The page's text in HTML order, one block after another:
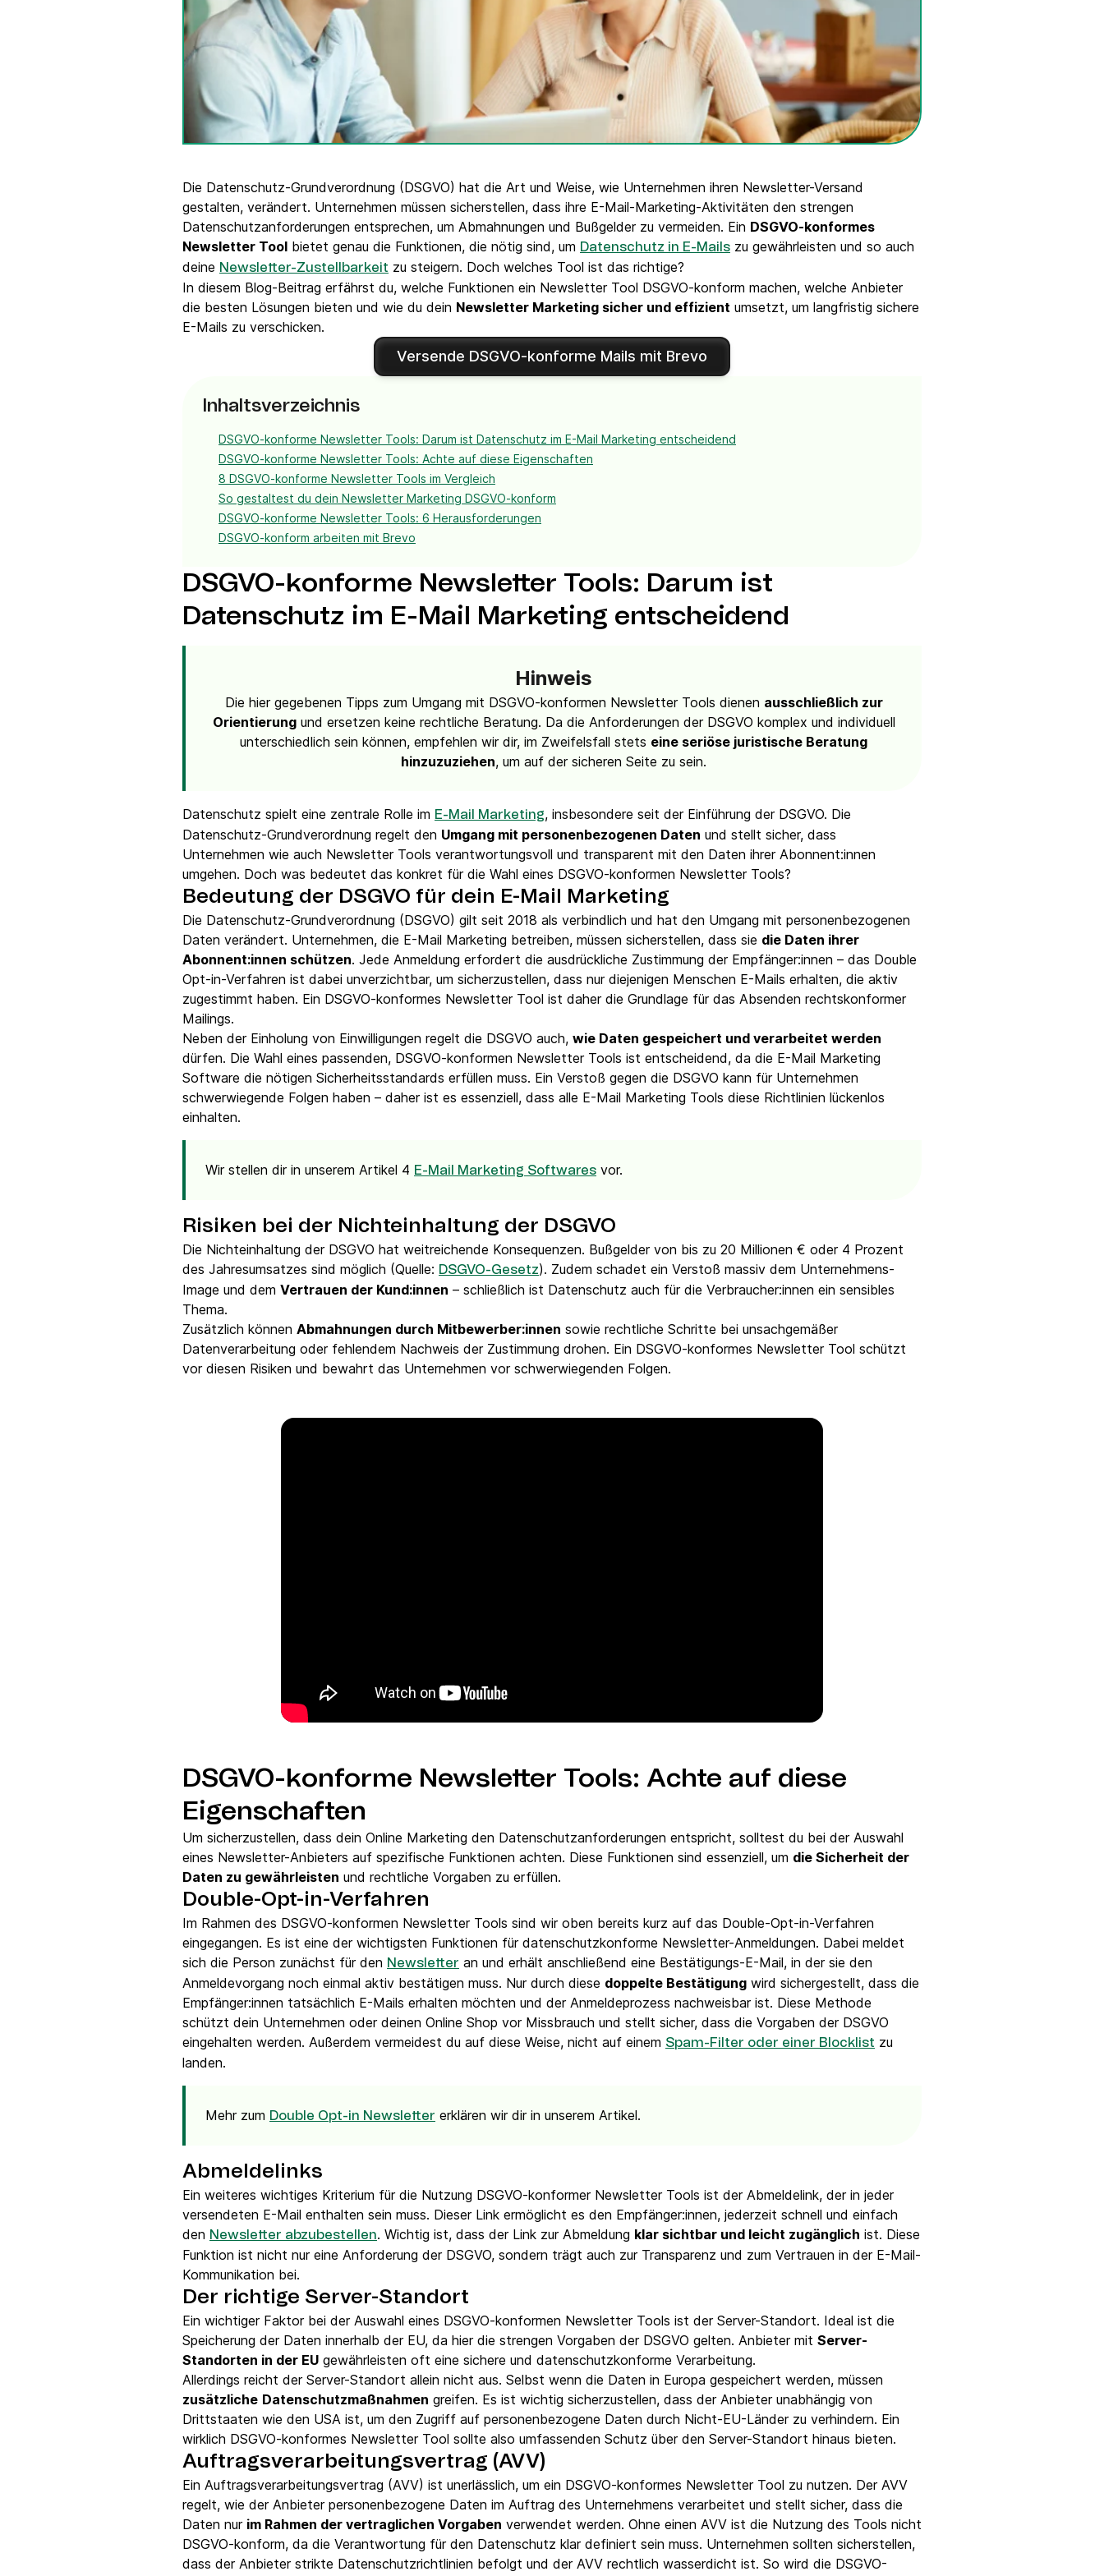
Integrationen
Verbinde Brevo mit 150+ digitalen Tools wie
Shopify, WordPress, Stripe, Zapier und mehr.
Die Datenschutz-Grundverordnung (DSGVO) hat die Art und Weise, wie Unternehmen ihren Newsletter-Versand
gestalten, verändert. Unternehmen müssen sicherstellen, dass ihre E-Mail-Marketing-Aktivitäten den strengen
Datenschutzanforderungen entsprechen, um Abmahnungen und Bußgelder zu vermeiden. Ein DSGVO-konformes
Newsletter Tool bietet genau die Funktionen, die nötig sind, um Datenschutz in E-Mails zu gewährleisten und so auch
deine Newsletter-Zustellbarkeit zu steigern. Doch welches Tool ist das richtige?
In diesem Blog-Beitrag erfährst du, welche Funktionen ein Newsletter Tool DSGVO-konform machen, welche Anbieter
die besten Lösungen bieten und wie du dein Newsletter Marketing sicher und effizient umsetzt, um langfristig sichere
E-Mails zu verschicken.
Versende DSGVO-konforme Mails mit Brevo
Inhaltsverzeichnis
DSGVO-konforme Newsletter Tools: Darum ist Datenschutz im E-Mail Marketing entscheidend
DSGVO-konforme Newsletter Tools: Achte auf diese Eigenschaften
8 DSGVO-konforme Newsletter Tools im Vergleich
So gestaltest du dein Newsletter Marketing DSGVO-konform
DSGVO-konforme Newsletter Tools: 6 Herausforderungen
DSGVO-konform arbeiten mit Brevo
DSGVO-konforme Newsletter Tools: Darum ist
Datenschutz im E-Mail Marketing entscheidend
Hinweis
Die hier gegebenen Tipps zum Umgang mit DSGVO-konformen Newsletter Tools dienen ausschließlich zur
Orientierungund ersetzen keine rechtliche Beratung. Da die Anforderungen der DSGVO komplex und individuell
unterschiedlich sein können, empfehlen wir dir, im Zweifelsfall stets eine seriöse juristische Beratung
hinzuzuziehen, um auf der sicheren Seite zu sein.
Datenschutz spielt eine zentrale Rolle im E-Mail Marketing, insbesondere seit der Einführung der DSGVO. Die
Datenschutz-Grundverordnung regelt den Umgang mit personenbezogenen Daten und stellt sicher, dass
Unternehmen wie auch Newsletter Tools verantwortungsvoll und transparent mit den Daten ihrer Abonnent:innen
umgehen. Doch was bedeutet das konkret für die Wahl eines DSGVO-konformen Newsletter Tools?
Bedeutung der DSGVO für dein E-Mail Marketing
Die Datenschutz-Grundverordnung (DSGVO) gilt seit 2018 als verbindlich und hat den Umgang mit personenbezogenen
Daten verändert. Unternehmen, die E-Mail Marketing betreiben, müssen sicherstellen, dass sie die Daten ihrer
Abonnent:innen schützen. Jede Anmeldung erfordert die ausdrückliche Zustimmung der Empfänger:innen – das Double
Opt-in-Verfahren ist dabei unverzichtbar, um sicherzustellen, dass nur diejenigen Menschen E-Mails erhalten, die aktiv
zugestimmt haben. Ein DSGVO-konformes Newsletter Tool ist daher die Grundlage für das Absenden rechtskonformer
Mailings.
Neben der Einholung von Einwilligungen regelt die DSGVO auch, wie Daten gespeichert und verarbeitet werden
dürfen. Die Wahl eines passenden, DSGVO-konformen Newsletter Tools ist entscheidend, da die E-Mail Marketing
Software die nötigen Sicherheitsstandards erfüllen muss. Ein Verstoß gegen die DSGVO kann für Unternehmen
schwerwiegende Folgen haben – daher ist es essenziell, dass alle E-Mail Marketing Tools diese Richtlinien lückenlos
einhalten.
Wir stellen dir in unserem Artikel 4 E-Mail Marketing Softwares vor.
Risiken bei der Nichteinhaltung der DSGVO
Die Nichteinhaltung der DSGVO hat weitreichende Konsequenzen. Bußgelder von bis zu 20 Millionen € oder 4 Prozent
des Jahresumsatzes sind möglich (Quelle: DSGVO-Gesetz). Zudem schadet ein Verstoß massiv dem Unternehmens-
Image und dem Vertrauen der Kund:innen – schließlich ist Datenschutz auch für die Verbraucher:innen ein sensibles
Thema.
Zusätzlich können Abmahnungen durch Mitbewerber:innen sowie rechtliche Schritte bei unsachgemäßer
Datenverarbeitung oder fehlendem Nachweis der Zustimmung drohen. Ein DSGVO-konformes Newsletter Tool schützt
vor diesen Risiken und bewahrt das Unternehmen vor schwerwiegenden Folgen.
DSGVO-konforme Newsletter Tools: Achte auf diese
Eigenschaften
Um sicherzustellen, dass dein Online Marketing den Datenschutzanforderungen entspricht, solltest du bei der Auswahl
eines Newsletter-Anbieters auf spezifische Funktionen achten. Diese Funktionen sind essenziell, um die Sicherheit der
Daten zu gewährleisten und rechtliche Vorgaben zu erfüllen.
Double-Opt-in-Verfahren
Im Rahmen des DSGVO-konformen Newsletter Tools sind wir oben bereits kurz auf das Double-Opt-in-Verfahren
eingegangen. Es ist eine der wichtigsten Funktionen für datenschutzkonforme Newsletter-Anmeldungen. Dabei meldet
sich die Person zunächst für den Newsletter an und erhält anschließend eine Bestätigungs-E-Mail, in der sie den
Anmeldevorgang noch einmal aktiv bestätigen muss. Nur durch diese doppelte Bestätigung wird sichergestellt, dass die
Empfänger:innen tatsächlich E-Mails erhalten möchten und der Anmeldeprozess nachweisbar ist. Diese Methode
schützt dein Unternehmen oder deinen Online Shop vor Missbrauch und stellt sicher, dass die Vorgaben der DSGVO
eingehalten werden. Außerdem vermeidest du auf diese Weise, nicht auf einem Spam-Filter oder einer Blocklist zu
landen.
Mehr zum Double Opt-in Newsletter erklären wir dir in unserem Artikel.
Abmeldelinks
Ein weiteres wichtiges Kriterium für die Nutzung DSGVO-konformer Newsletter Tools ist der Abmeldelink, der in jeder
versendeten E-Mail enthalten sein muss. Dieser Link ermöglicht es den Empfänger:innen, jederzeit schnell und einfach
den Newsletter abzubestellen. Wichtig ist, dass der Link zur Abmeldung klar sichtbar und leicht zugänglich ist. Diese
Funktion ist nicht nur eine Anforderung der DSGVO, sondern trägt auch zur Transparenz und zum Vertrauen in der E-Mail-
Kommunikation bei.
Der richtige Server-Standort
Ein wichtiger Faktor bei der Auswahl eines DSGVO-konformen Newsletter Tools ist der Server-Standort. Ideal ist die
Speicherung der Daten innerhalb der EU, da hier die strengen Vorgaben der DSGVO gelten. Anbieter mit Server-
Standorten in der EU gewährleisten oft eine sichere und datenschutzkonforme Verarbeitung.
Allerdings reicht der Server-Standort allein nicht aus. Selbst wenn die Daten in Europa gespeichert werden, müssen
zusätzliche Datenschutzmaßnahmen greifen. Es ist wichtig sicherzustellen, dass der Anbieter unabhängig von
Drittstaaten wie den USA ist, um den Zugriff auf personenbezogene Daten durch Nicht-EU-Länder zu verhindern. Ein
wirklich DSGVO-konformes Newsletter Tool sollte also umfassenden Schutz über den Server-Standort hinaus bieten.
Auftragsverarbeitungsvertrag (AVV)
Ein Auftragsverarbeitungsvertrag (AVV) ist unerlässlich, um ein DSGVO-konformes Newsletter Tool zu nutzen. Der AVV
regelt, wie der Anbieter personenbezogene Daten im Auftrag des Unternehmens verarbeitet und stellt sicher, dass die
Daten nur im Rahmen der vertraglichen Vorgaben verwendet werden. Ohne einen AVV ist die Nutzung des Tools nicht
DSGVO-konform, da die Verantwortung für den Datenschutz klar definiert sein muss. Unternehmen sollten sicherstellen,
dass der Anbieter strikte Datenschutzrichtlinien befolgt und der AVV rechtlich wasserdicht ist. So wird die DSGVO-